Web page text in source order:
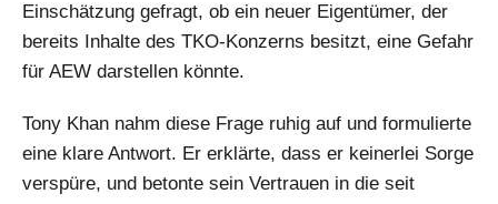
Einschätzung gefragt, ob ein neuer Eigentümer, der
bereits Inhalte des TKO-Konzerns besitzt, eine Gefahr
für AEW darstellen könnte.
Tony Khan nahm diese Frage ruhig auf und formulierte
eine klare Antwort. Er erklärte, dass er keinerlei Sorge
verspüre, und betonte sein Vertrauen in die seit